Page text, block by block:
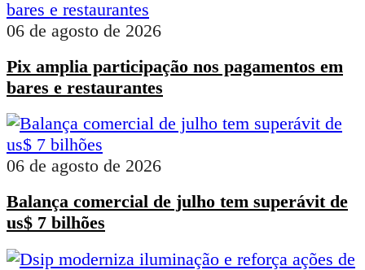
06 de agosto de 2026
Pix amplia participação nos pagamentos em
bares e restaurantes
06 de agosto de 2026
Balança comercial de julho tem superávit de
us$ 7 bilhões